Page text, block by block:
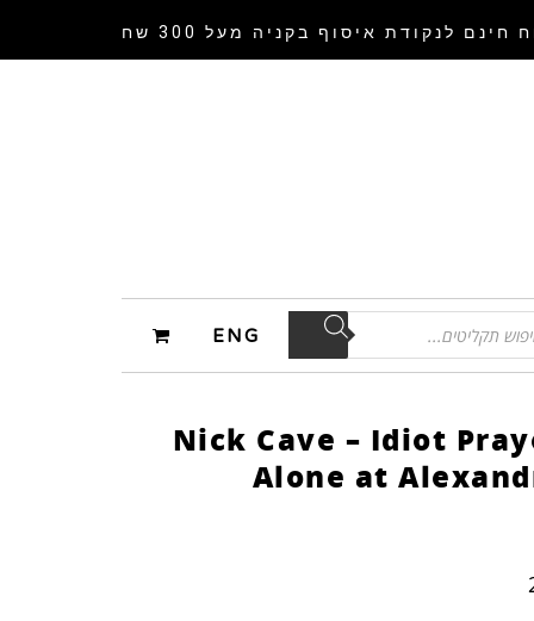
חינם לנקודת איסוף בקניה מעל 300 שח
ENG
Nick Cave – Idiot
Alone at